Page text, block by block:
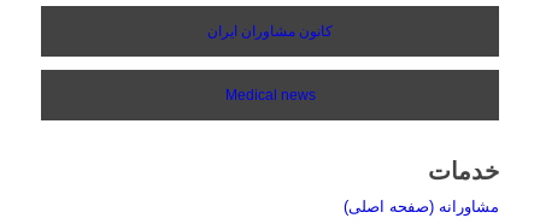
کانون مشاوران ایران
Medical news
خدمات
مشاورانه (صفحه اصلی)